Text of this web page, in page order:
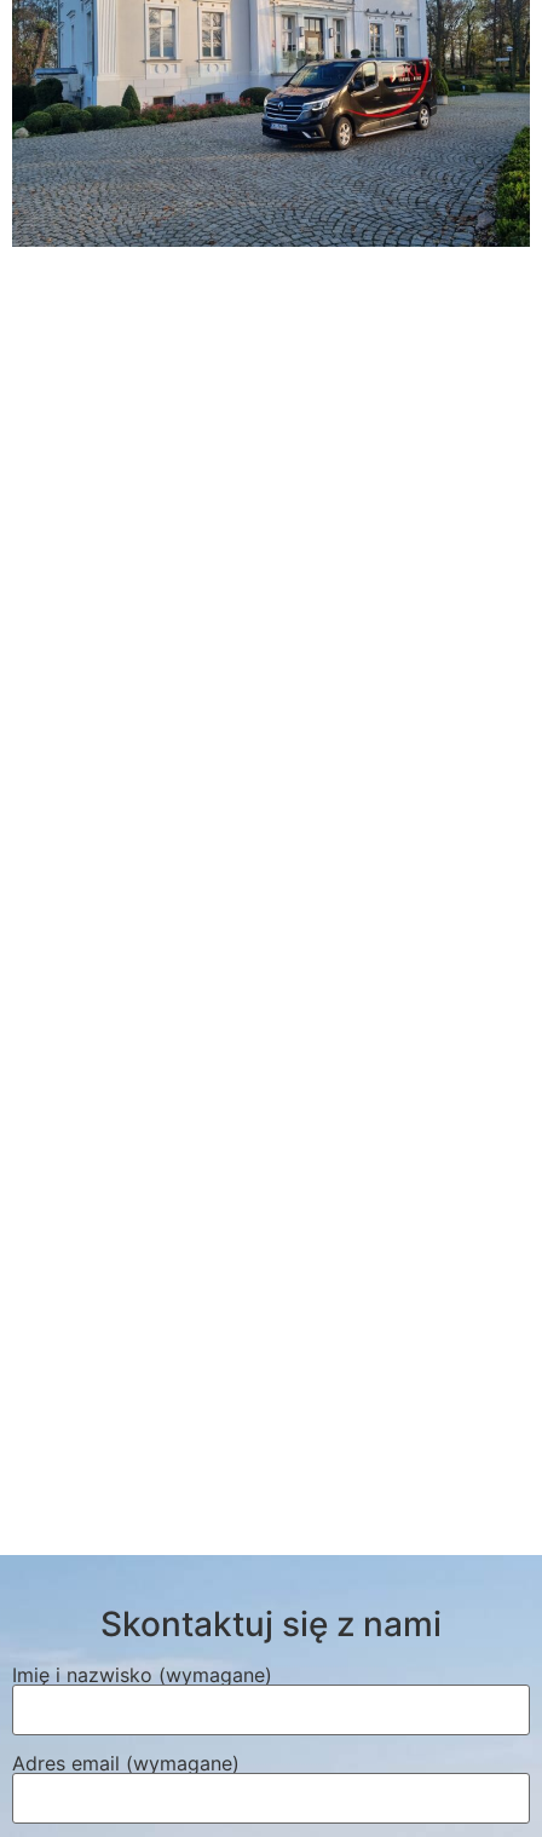
Skontaktuj się z nami
Imię i nazwisko (wymagane)
Adres email (wymagane)